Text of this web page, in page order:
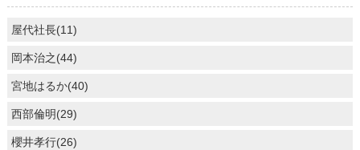
屋代社長(11)
岡本治之(44)
宮地はるか(40)
西部倫明(29)
櫻井孝行(26)